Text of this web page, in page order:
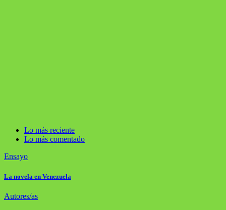
Lo más reciente
Lo más comentado
Ensayo
La novela en Venezuela
Autores/as